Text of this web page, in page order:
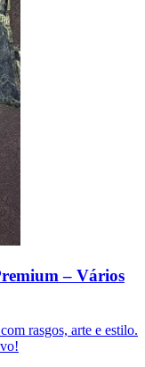
– Vários
rasgos, arte e estilo.